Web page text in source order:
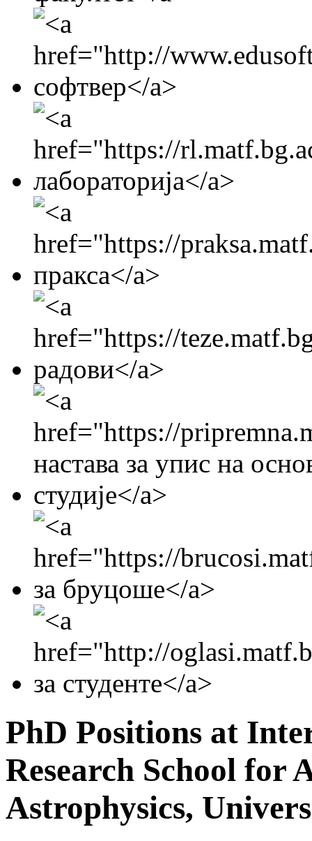
PhD Positions at
Research School for
Astrophysics,